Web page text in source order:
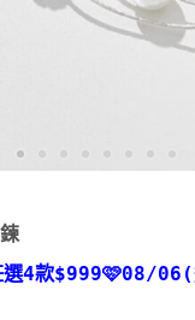
4款$999🩷08/